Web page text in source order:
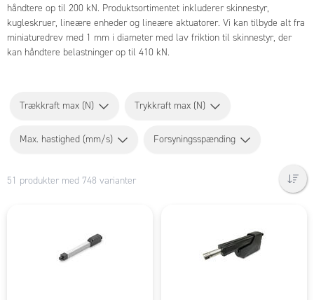
håndtere op til 200 kN. Produktsortimentet inkluderer skinnestyr,
kugleskruer, lineære enheder og lineære aktuatorer. Vi kan tilbyde alt fra
miniaturedrev med 1 mm i diameter med lav friktion til skinnestyr, der
kan håndtere belastninger op til 410 kN.
Trækkraft max (N) Trykkraft max (N)
Max. hastighed (mm/s) Forsyningsspænding
51 produkter med 748 varianter